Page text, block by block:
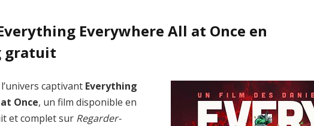
Everywhere All at Once en
gratuit
captivant Everything
Once, un film disponible en
et complet sur Regarder-